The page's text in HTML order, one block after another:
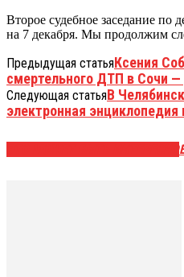
Второе судебное заседание по
на 7 декабря. Мы продолжим
Предыдущая статьяКсения
смертельного ДТП в Сочи —
Следующая статьяВ
электронная энциклопедия